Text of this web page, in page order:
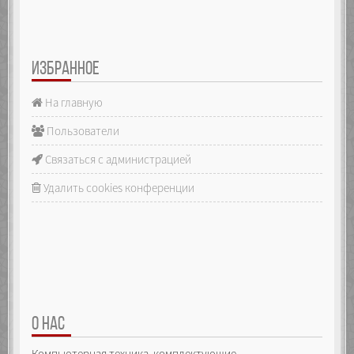
ИЗБРАННОЕ
На главную
Пользователи
Связаться с администрацией
Удалить cookies конференции
О НАС